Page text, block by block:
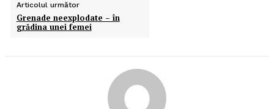
Articolul următor
Grenade neexplodate – în
grădina unei femei